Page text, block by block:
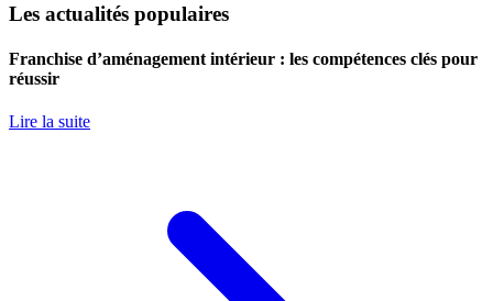
Les actualités populaires
Franchise d’aménagement intérieur : les compétences clés pour
réussir
Lire la suite